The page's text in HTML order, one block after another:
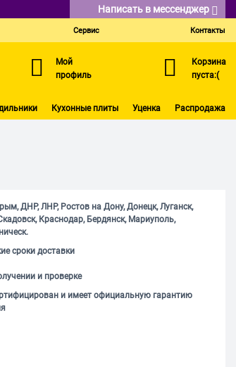
Написать в мессенджер
Сервис Контакты
Мой
профиль
Корзина
пуста:(
Кухонные плиты Уценка Распродажа
ДНР, ЛНР, Ростов на Дону, Донецк, Луганск,
Краснодар, Бердянск, Мариуполь,
сроки доставки
и проверке
и имеет официальную гарантию